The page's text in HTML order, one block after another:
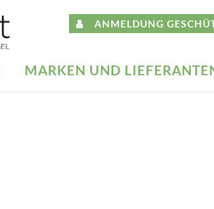
ANMELDUNG
MARKEN UND